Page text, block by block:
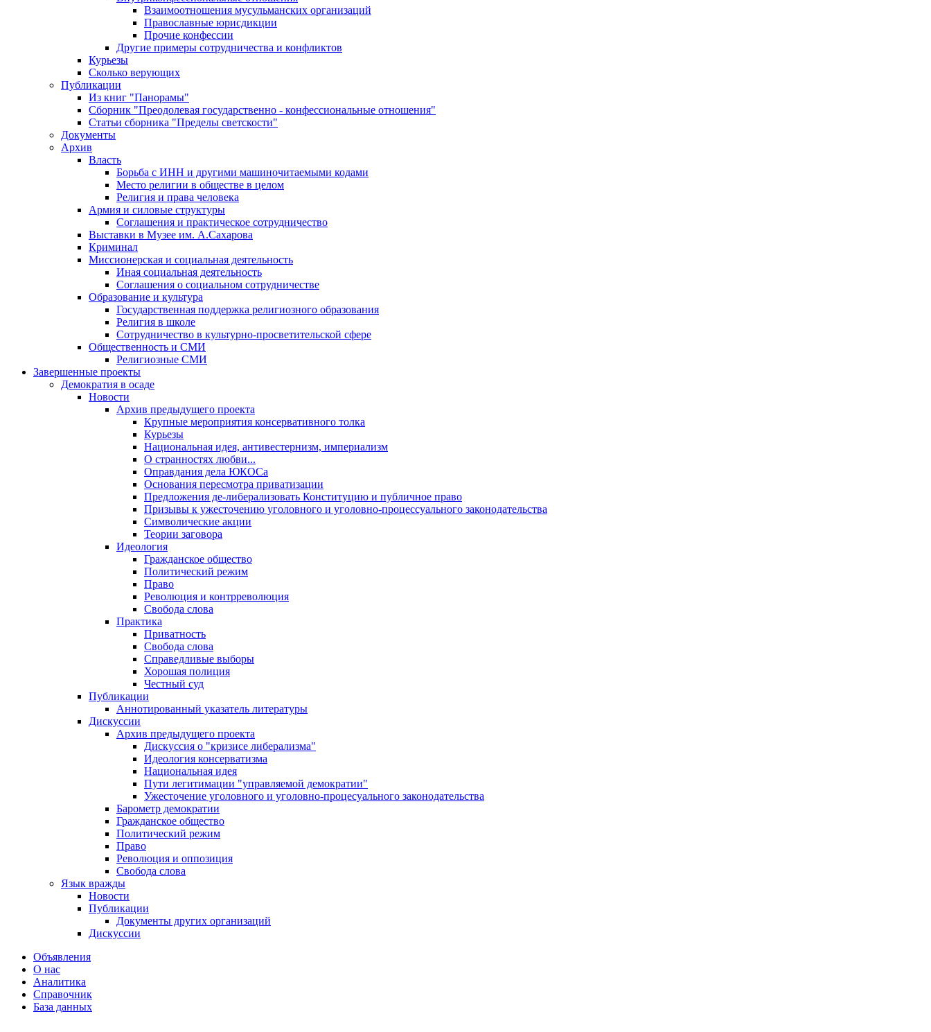
Взаимоотношения мусульманских организаций
Православные юрисдикции
Прочие конфессии
Другие примеры сотрудничества и конфликтов
Курьезы
Сколько верующих
Публикации
Из книг "Панорамы"
Сборник "Преодолевая государственно - конфессиональные отношения"
Статьи сборника "Пределы светскости"
Документы
Архив
Власть
Борьба с ИНН и другими машиночитаемыми кодами
Место религии в обществе в целом
Религия и права человека
Армия и силовые структуры
Соглашения и практическое сотрудничество
Выставки в Музее им. А.Сахарова
Криминал
Миссионерская и социальная деятельность
Иная социальная деятельность
Соглашения о социальном сотрудничестве
Образование и культура
Государственная поддержка религиозного образования
Религия в школе
Сотрудничество в культурно-просветительской сфере
Общественность и СМИ
Религиозные СМИ
Завершенные проекты
Демократия в осаде
Новости
Архив предыдущего проекта
Крупные мероприятия консервативного толка
Курьезы
Национальная идея, антивестернизм, империализм
О странностях любви...
Оправдания дела ЮКОСа
Основания пересмотра приватизации
Предложения де-либерализовать Конституцию и публичное право
Призывы к ужесточению уголовного и уголовно-процессуального законодательства
Символические акции
Теории заговора
Идеология
Гражданское общество
Политический режим
Право
Революция и контрреволюция
Свобода слова
Практика
Приватность
Свобода слова
Справедливые выборы
Хорошая полиция
Честный суд
Публикации
Аннотированный указатель литературы
Дискуссии
Архив предыдущего проекта
Дискуссия о "кризисе либерализма"
Идеология консерватизма
Национальная идея
Пути легитимации "управляемой демократии"
Ужесточение уголовного и уголовно-процесуального законодательства
Барометр демократии
Гражданское общество
Политический режим
Право
Революция и оппозиция
Свобода слова
Язык вражды
Новости
Публикации
Документы других организаций
Дискуссии
Объявления
О нас
Аналитика
Справочник
База данных